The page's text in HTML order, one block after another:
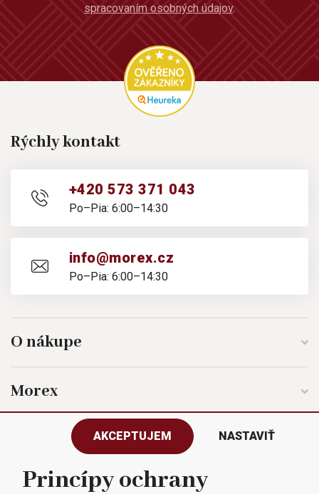
spracovaním osobných údajov.
Rýchly kontakt
+420 573 371 043
Po–Pia: 6:00–14:30
info@morex.cz
Po–Pia: 6:00–14:30
O nákupe
Morex
Sledujte nás
AKCEPTUJEM NASTAVIŤ
Princípy ochrany